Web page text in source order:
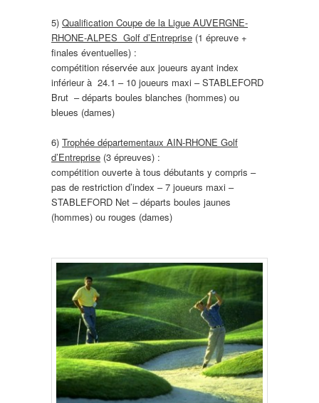
5)Qualification Coupe de la Ligue AUVERGNE-
RHONE-ALPES Golf d’Entreprise (1 épreuve +
finales éventuelles) :
compétition réservée aux joueurs ayant index
inférieur à 24.1 – 10 joueurs maxi – STABLEFORD
Brut – départs boules blanches (hommes) ou
bleues (dames)
6)Trophée départementaux AIN-RHONE Golf
d’Entreprise (3 épreuves) :
compétition ouverte à tous débutants y compris –
pas de restriction d’index – 7 joueurs maxi –
STABLEFORD Net – départs boules jaunes
(hommes) ou rouges (dames)